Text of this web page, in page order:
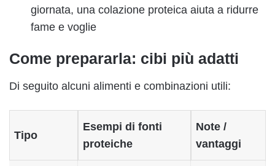
giornata, una colazione proteica aiuta a ridurre
fame e voglie
Come prepararla: cibi più adatti
Di seguito alcuni alimenti e combinazioni utili:
Tipo
Esempi di fonti
proteiche
Note /
vantaggi